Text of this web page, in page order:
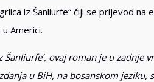
iz Šanliurfe“ čiji se prijevod
Americi.
Šanliurfe’, ovaj roman je u zadnje
u BiH, na bosanskom